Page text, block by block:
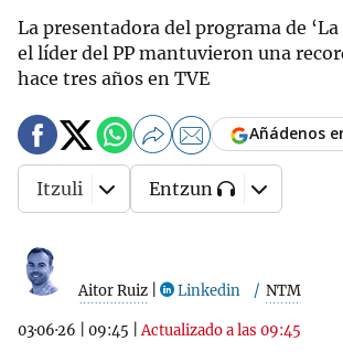
La presentadora del programa de ‘La
el líder del PP mantuvieron una
hace tres años en TVE
Aitor Ruiz Linkedin NTM
03·06·26 09:45 |Actualizado a las 09:45
Añádenos
Itzuli Entzun